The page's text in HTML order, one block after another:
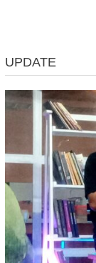
UPDATE